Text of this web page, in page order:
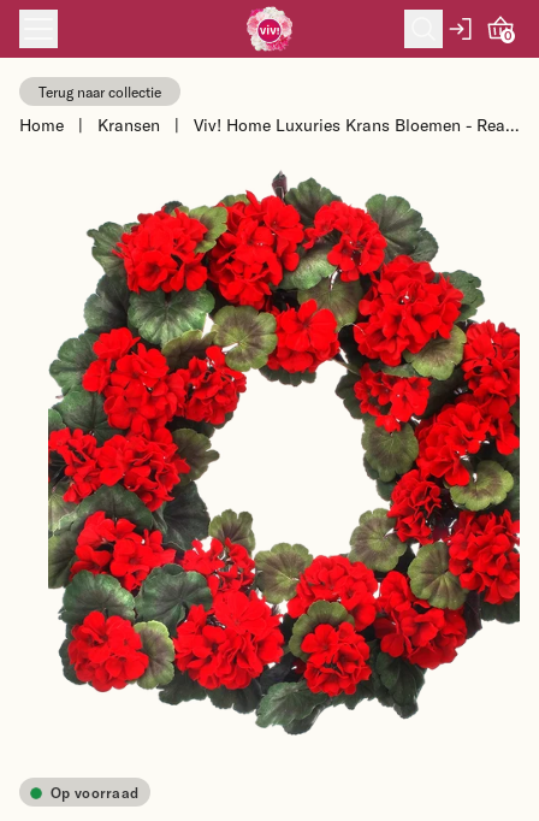
Skip to content
0
Terug naar collectie
Home | Kransen |
Viv! Home Luxuries Krans Bloemen - Real
Op voorraad